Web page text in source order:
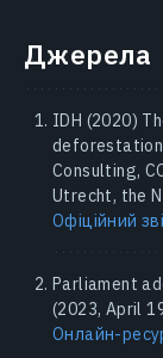
Джерела
IDH (2020)
Consulting,
Utrecht, the
Офіційний
Parliament
(2023, April
Онлайн-